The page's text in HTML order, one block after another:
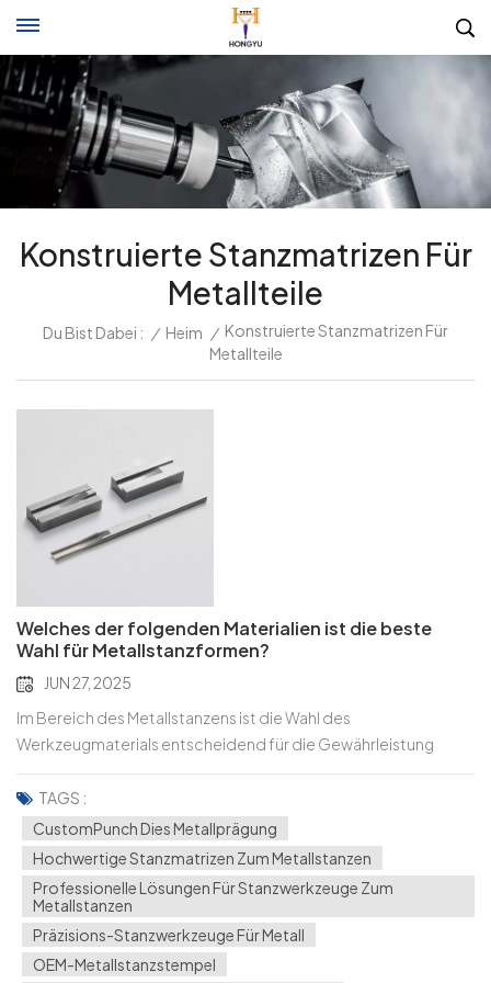
Konstruierte Stanzmatrizen Für
Metallteile
Du Bist Dabei : / Heim / Konstruierte Stanzmatrizen Für
Metallteile
Welches der folgenden Materialien ist die beste
Wahl für Metallstanzformen?
JUN 27, 2025
Im Bereich des Metallstanzens ist die Wahl des
Werkzeugmaterials entscheidend für die Gewährleistung
langfristiger Stabilität, Werkzeuglebensdauer und
Teilequalität. Zu den fortschrittlichsten Optionen gehören
Wolframkarbid (allgemein als Wolframstahl bezeichnet) und
keramische Materialien, die beide einzigartige Vorteile bieten.
Wir vergleichen die beiden aus mehreren technischen
Perspektiven, einschließlich der physikalischen Eigenschaften,
Verarbeitbarkeit, Und Anwendungsszenarien, um Ihnen bei der
Bestimmung des besten Materials für Ihre
TAGS :
CustomPunch Dies Metallprägung
Hochwertige Stanzmatrizen Zum Metallstanzen
Professionelle Lösungen Für Stanzwerkzeuge Zum
Metallstanzen
Präzisions-Stanzwerkzeuge Für Metall
OEM-Metallstanzstempel